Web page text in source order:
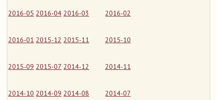
2016-05 2016-04 2016-03 2016-02
2016-01 2015-12 2015-11 2015-10
2015-09 2015-07 2014-12 2014-11
2014-10 2014-09 2014-08 2014-07